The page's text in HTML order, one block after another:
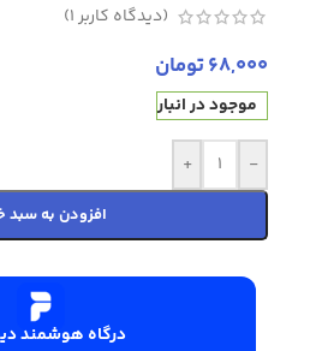
(دیدگاه کاربر1
)
68,000تومان
موجود در انبار
-
+
افزودن به سبد
درگاه هوشمند